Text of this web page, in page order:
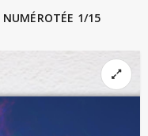
NUMÉROTÉE 1/15